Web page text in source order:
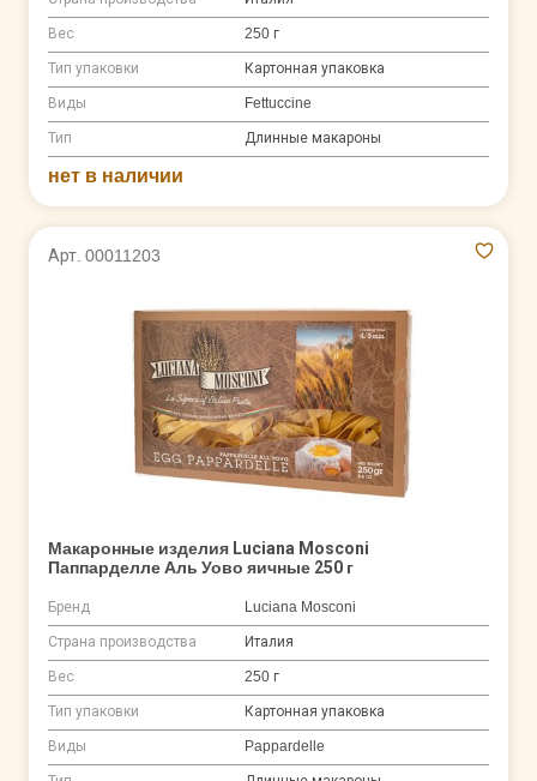
Вес 250 г
Тип упаковки Картонная упаковка
Виды Fettuccine
Тип Длинные макароны
нет в наличии
Арт. 00011203
Макаронные изделия Luciana Mosconi
Паппарделле Аль Уово яичные 250 г
Бренд Luciana Mosconi
Страна производства Италия
Вес 250 г
Тип упаковки Картонная упаковка
Виды Pappardelle